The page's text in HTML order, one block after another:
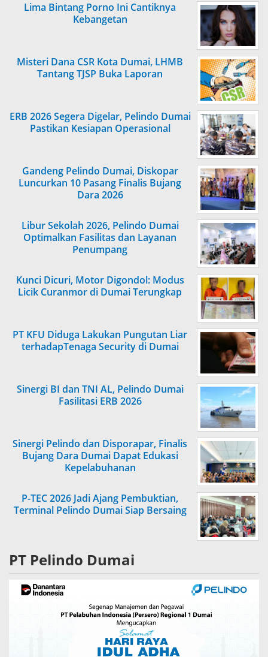
Lima Bintang Porno Ini Cantiknya
Kebangetan
Misteri Dana CSR Kota Dumai, LHMB
Tantang TJSP Buka Laporan
ERB 2026 Segera Digelar, Pelindo Dumai
Pastikan Kesiapan Operasional
Gandeng Pelindo Dumai, Diskopar
Luncurkan 10 Pasang Finalis Bujang
Dara 2026
Libur Sekolah 2026, Pelindo Dumai
Optimalkan Fasilitas dan Layanan
Penumpang
Kunci Dicuri, Motor Digondol: Modus
Licik Curanmor di Dumai Terungkap
PT KFU Diduga Lakukan Pungutan Liar
terhadapTenaga Security di Dumai
Sinergi BI dan TNI AL, Pelindo Dumai
Fasilitasi ERB 2026
Sinergi Pelindo dan Disporapar, Finalis
Bujang Dara Dumai Dapat Edukasi
Kepelabuhanan
P-TEC 2026 Jadi Ajang Pembuktian,
Terminal Pelindo Dumai Siap Bersaing
PT Pelindo Dumai